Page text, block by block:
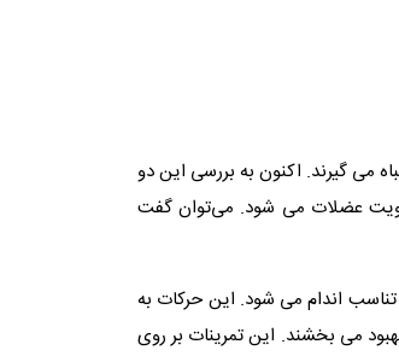
می گیرند. اکنون به بررسی این دو
عضلات می شود. می‌توان گفت
اندام می شود. این حرکات به
می بخشند. این تمرینات بر روی